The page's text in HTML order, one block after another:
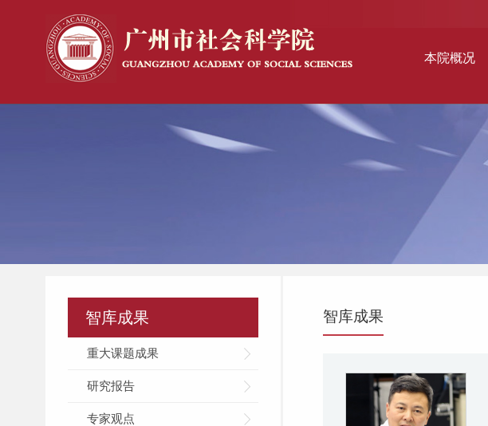
本院概况
智库成果
重大课题成果
研究报告
专家观点
智库成果